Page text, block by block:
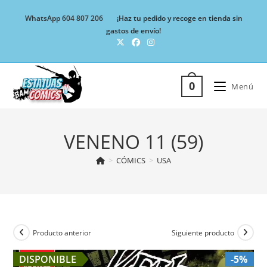
WhatsApp 604 807 206
¡Haz tu pedido y recoge en tienda sin
gastos de envío!
0 Menú
VENENO 11 (59)
> CÓMICS > USA
Producto anterior Siguiente producto
DISPONIBLE -5%